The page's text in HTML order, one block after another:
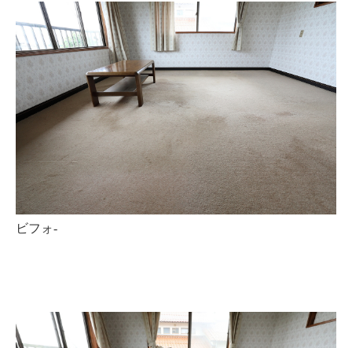
ビフォ-